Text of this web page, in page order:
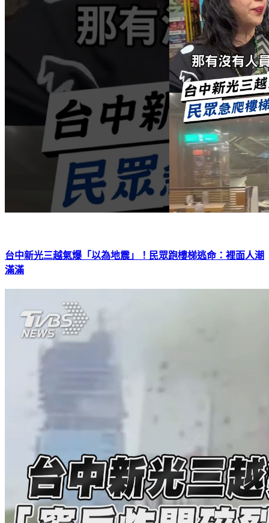
台中新光三越氣爆「以為地震」！民眾跑樓梯逃命：裡面人潮
滿滿